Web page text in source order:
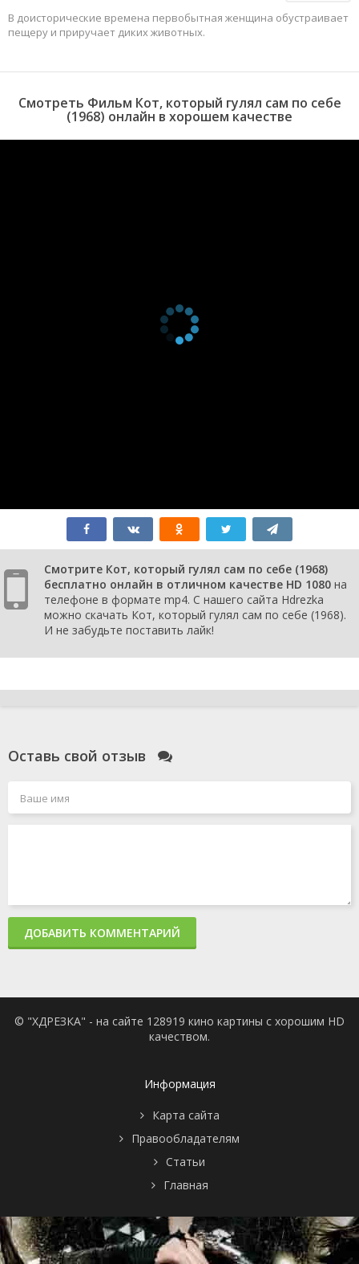
В доисторические времена первобытная женщина обустраивает
пещеру и приручает диких животных.
Смотреть Фильм Кот, который гулял сам по себе
(1968) онлайн в хорошем качестве
Смотрите Кот, который гулял сам по себе (1968)
бесплатно онлайн в отличном качестве HD 1080 на
телефоне в формате mp4. С нашего сайта Hdrezka
можно скачать Кот, который гулял сам по себе (1968).
И не забудьте поставить лайк!
Оставь свой отзыв
ДОБАВИТЬ КОММЕНТАРИЙ
© "ХДРЕЗКА" - на сайте 128919 кино картины с хорошим HD
качеством.
Информация
Карта сайта
Правообладателям
Статьи
Главная